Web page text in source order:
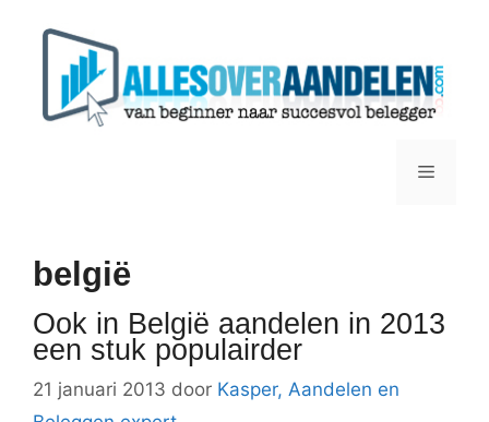
Menu
belgië
Ook in België aandelen in 2013
een stuk populairder
21 januari 2013 door Kasper, Aandelen en